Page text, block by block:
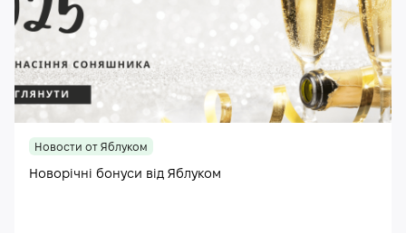
Новости от Яблуком
Новорічні бонуси від Яблуком